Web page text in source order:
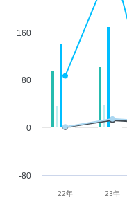
22年 23年
-80
0
80
160